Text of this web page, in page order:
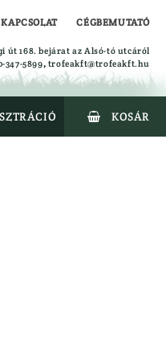
KAPCSOLAT CÉGBEMUTATÓ
út 168. bejárat az Alsó-tó utcáról
347-5899, trofeakft@trofeakft.hu
 KOSÁR